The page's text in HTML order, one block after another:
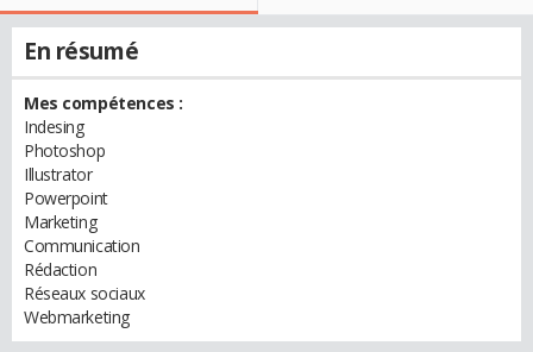
En résumé
Mes compétences :
Indesing
Photoshop
Illustrator
Powerpoint
Marketing
Communication
Rédaction
Réseaux sociaux
Webmarketing